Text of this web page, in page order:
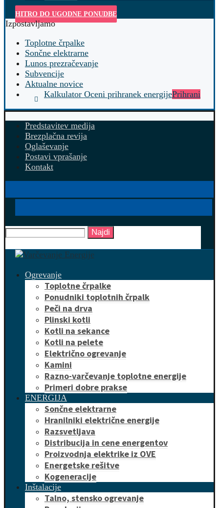
HITRO DO UGODNE PONUDBE
Izpostavljamo
Toplotne črpalke
Sončne elektrarne
Lunos prezračevanje
Subvencije
Aktualne novice
Kalkulator Oceni prihranek energijePrihrani
Predstavitev medija
Brezplačna revija
Oglaševanje
Postavi vprašanje
Kontakt
Najdi
Ogrevanje
Toplotne črpalke
Ponudniki toplotnih črpalk
Peči na drva
Plinski kotli
Kotli na sekance
Kotli na pelete
Električno ogrevanje
Kamini
Razno-varčevanje toplotne energije
Primeri dobre prakse
ENERGIJA
Sončne elektrarne
Hranilniki električne energije
Razsvetljava
Distribucija in cene energentov
Proizvodnja elektrike iz OVE
Energetske rešitve
Kogeneracije
Inštalacije
Talno, stensko ogrevanje